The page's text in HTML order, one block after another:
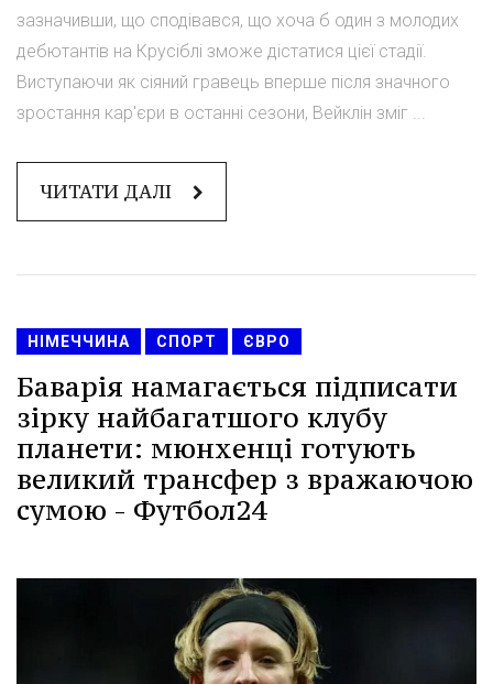
зазначивши, що сподівався, що хоча б один з молодих
дебютантів на Крусіблі зможе дістатися цієї стадії.
Виступаючи як сіяний гравець вперше після значного
зростання кар'єри в останні сезони, Вейклін зміг ...
ЧИТАТИ ДАЛІ
НІМЕЧЧИНА СПОРТ ЄВРО
Баварія намагається підписати
зірку найбагатшого клубу
планети: мюнхенці готують
великий трансфер з вражаючою
сумою - Футбол24